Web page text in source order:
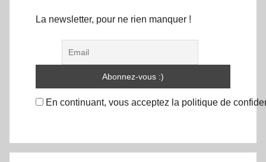
La newsletter, pour ne rien manquer !
En continuant, vous acceptez la politique de